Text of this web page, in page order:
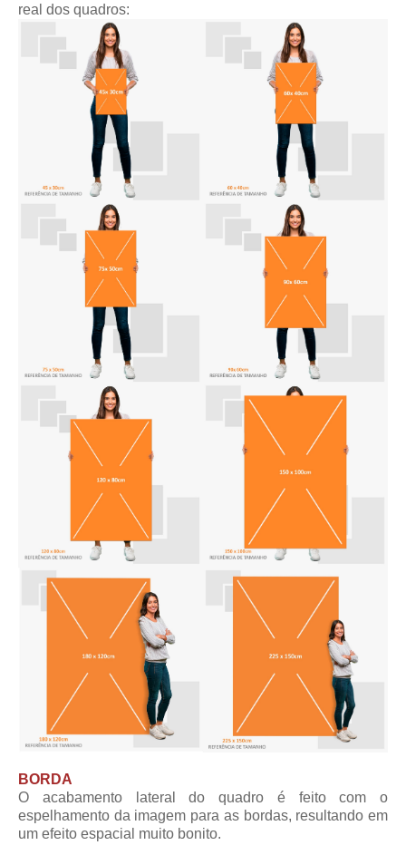
real dos quadros:
BORDA
O acabamento lateral do quadro é feito com o
espelhamento da imagem para as bordas, resultando em
um efeito espacial muito bonito.